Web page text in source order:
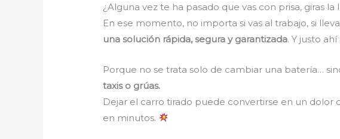
¿Alguna vez te ha pasado que vas con prisa, giras la
En ese momento, no importa si vas al trabajo, si
una solución rápida, segura y garantizada. Y justo
Porque no se trata solo de cambiar una batería…
taxis o grúas.
Dejar el carro tirado puede convertirse en un dolor
en minutos.